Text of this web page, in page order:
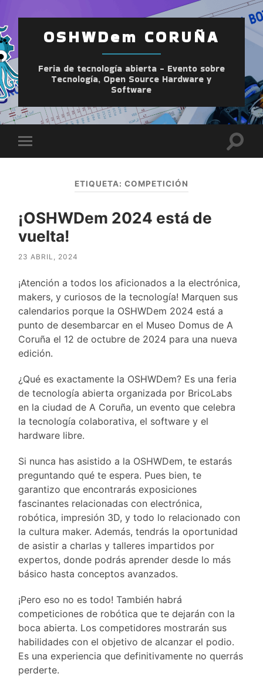
OSHWDem CORUÑA
Feria de tecnología abierta - Evento sobre
Tecnología, Open Source Hardware y
Software
el
ETIQUETA: COMPETICIÓN
¡OSHWDem 2024 está de
vuelta!
23 ABRIL, 2024
¡Atención a todos los aficionados a la electrónica,
makers, y curiosos de la tecnología! Marquen sus
calendarios porque la OSHWDem 2024 está a
punto de desembarcar en el Museo Domus de A
Coruña el 12 de octubre de 2024 para una nueva
edición.
¿Qué es exactamente la OSHWDem? Es una feria
de tecnología abierta organizada por BricoLabs
en la ciudad de A Coruña, un evento que celebra
la tecnología colaborativa, el software y el
hardware libre.
Si nunca has asistido a la OSHWDem, te estarás
preguntando qué te espera. Pues bien, te
garantizo que encontrarás exposiciones
fascinantes relacionadas con electrónica,
robótica, impresión 3D, y todo lo relacionado con
la cultura maker. Además, tendrás la oportunidad
de asistir a charlas y talleres impartidos por
expertos, donde podrás aprender desde lo más
básico hasta conceptos avanzados.
¡Pero eso no es todo! También habrá
competiciones de robótica que te dejarán con la
boca abierta. Los competidores mostrarán sus
habilidades con el objetivo de alcanzar el podio.
Es una experiencia que definitivamente no querrás
perderte.